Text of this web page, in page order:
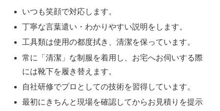
いつも笑顔で対応します。
丁寧な言葉遣い・わかりやすい説明をします。
工具類は使用の都度拭き、清潔を保っています。
常に「清潔」な制服を着用し、お宅へお伺いする際
には靴下を履き替えます。
自社研修でプロとしての技術を習得しています。
最初にきちんと現場を確認してからお見積りを提示